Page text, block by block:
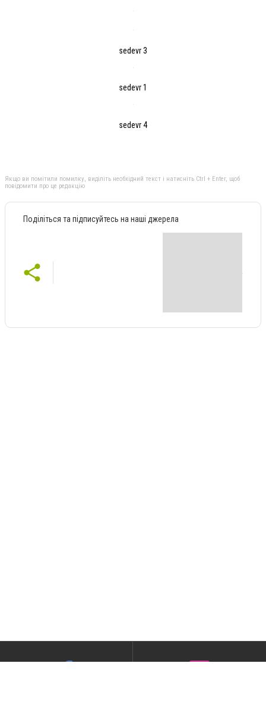
sedevr 3
sedevr 1
sedevr 4
Якщо ви помітили помилку, виділіть необхідний текст і натисніть Ctrl + Enter, щоб
повідомити про це редакцію
Поділіться та підписуйтесь на наші джерела